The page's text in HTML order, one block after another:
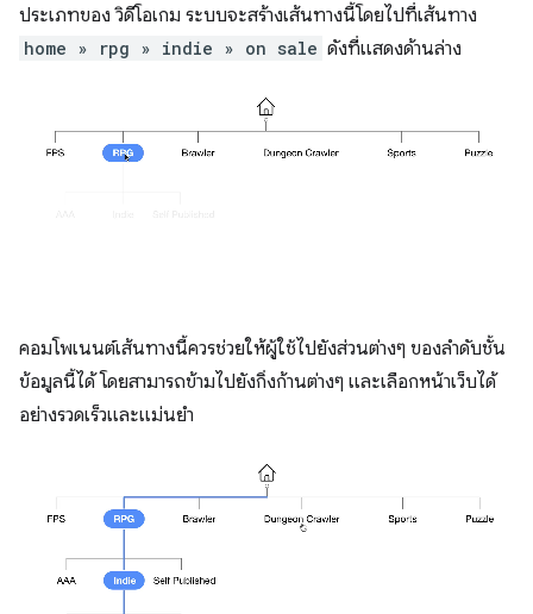
ประเภทของ วิดีโอเกม ระบบจะสร้างเส้นทางนี้โดยไปที่เส้นทาง
home » rpg » indie » on sale ดังที่แสดงด้านล่าง
คอมโพเนนต์เส้นทางนี้ควรช่วยให้ผู้ใช้ไปยังส่วนต่างๆ ของลำดับชั้น
ข้อมูลนี้ได้ โดยสามารถข้ามไปยังกิ่งก้านต่างๆ และเลือกหน้าเว็บได้
อย่างรวดเร็วและแม่นยำ